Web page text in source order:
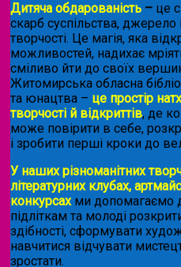
Дитяча обдарованість – це
скарб суспільства, джерело
творчості. Це магія, яка
можливостей, надихає
сміливо йти до своїх
Житомирська обласна
та юнацтва – це простір
творчості й відкриттів, де
може повірити в себе,
і зробити перші кроки до
У наших різноманітних
літературних клубах,
конкурсахми допомагаємо
підліткам та молоді
здібності, сформувати
навчитися відчувати
зростати.